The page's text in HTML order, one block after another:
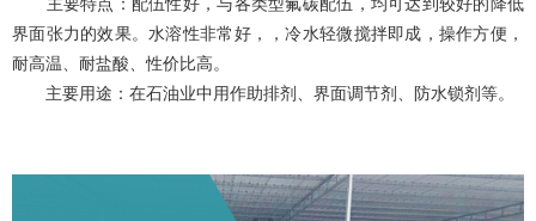
界面张力的效果。水溶性非常好，，冷水轻微搅拌即成，操作方便，
耐高温、耐盐酸、性价比高。
主要用途：在石油业中用作助排剂、界面调节剂、防水锁剂等。